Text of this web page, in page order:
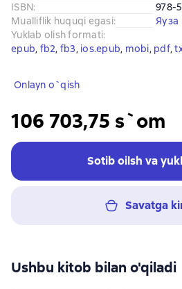
ISBN:
978-
Mualliflik huquqi egasi:
Яуза
Yuklab olish formati:
epub, fb2, fb3, ios.epub, mobi, pdf,
Onlayn o`qish
106 703,75 s`om
Sotib oilsh va
Savatga
Ushbu kitob bilan o'qiladi